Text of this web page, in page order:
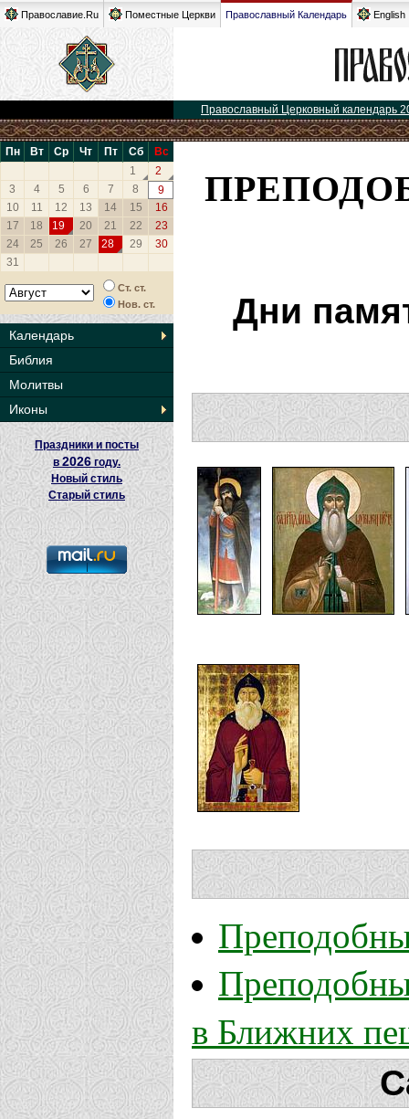
Православие.Ru Поместные Церкви Православный Календарь English
Православный Церковный календарь
Пн Вт Ср Чт Пт Сб
Вс
1
2
3
4 5 6 7 8
9
10
11 12 13 14 15
16
17
18 19 20 21 22
23
24
25 26 27 28 29
30
31
Ст. ст.
Нов. ст.
Календарь
Библия
Молитвы
Иконы
Праздники и посты
в2026 году.
Новый стиль
Старый стиль
Дни
в Ближних